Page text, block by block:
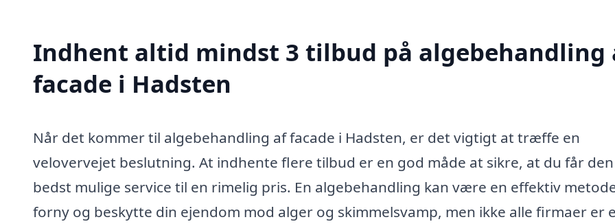
Indhent altid mindst 3 tilbud på algebehandling
facade i Hadsten
Når det kommer til algebehandling af facade i Hadsten, er det vigtigt at træffe en
velovervejet beslutning. At indhente flere tilbud er en god måde at sikre, at du får den
bedst mulige service til en rimelig pris. En algebehandling kan være en effektiv
forny og beskytte din ejendom mod alger og skimmelsvamp, men ikke alle firmaer er